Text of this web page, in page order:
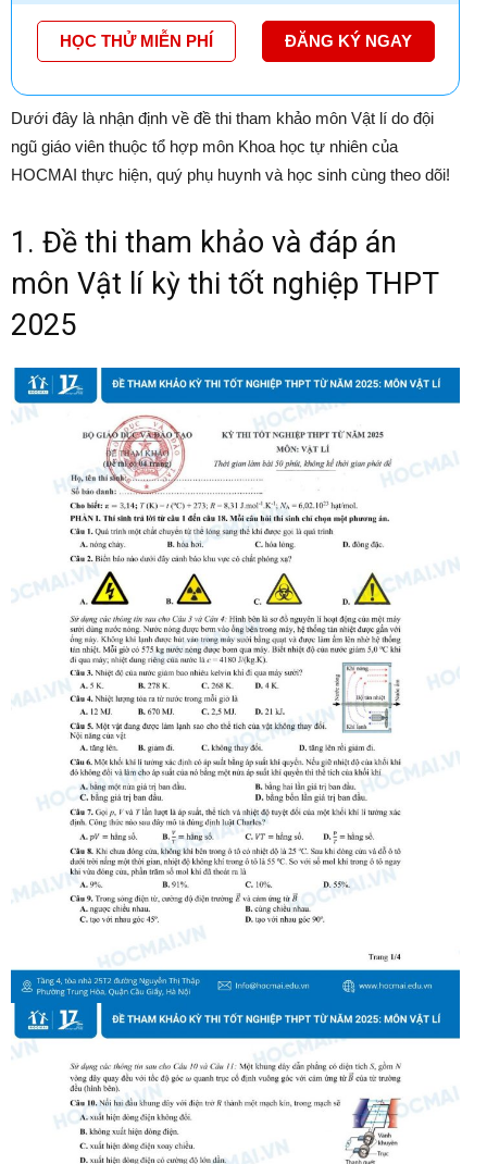
HỌC THỬ MIỄN PHÍ ĐĂNG KÝ NGAY
Dưới đây là nhận định về đề thi tham khảo môn Vật lí do đội
ngũ giáo viên thuộc tổ hợp môn Khoa học tự nhiên của
HOCMAI thực hiện, quý phụ huynh và học sinh cùng theo dõi!
1. Đề thi tham khảo và đáp án
môn Vật lí kỳ thi tốt nghiệp THPT
2025